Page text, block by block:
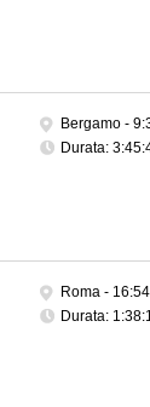
Bergamo -
Durata:
Roma - 16:54
Durata: